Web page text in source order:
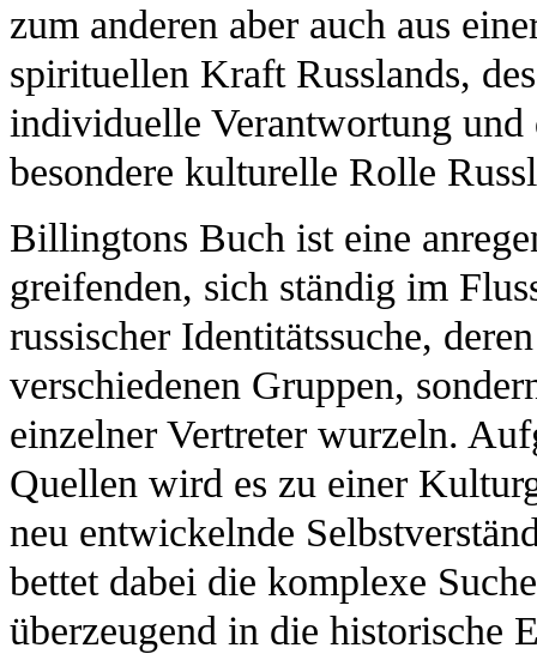
zum anderen aber auch aus
spirituellen Kraft Russlands,
individuelle Verantwortung und
besondere kulturelle Rolle
Billingtons Buch ist eine
greifenden, sich ständig im
russischer Identitätssuche,
verschiedenen Gruppen,
einzelner Vertreter wurzeln.
Quellen wird es zu einer
neu entwickelnde
bettet dabei die komplexe
überzeugend in die historische